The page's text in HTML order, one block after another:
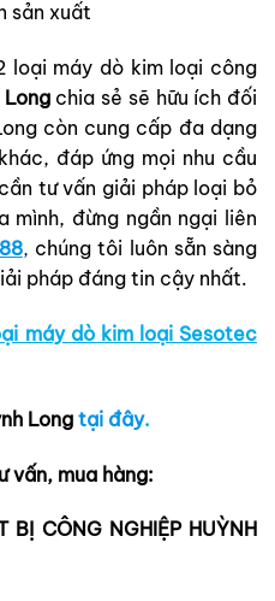
sản xuất
loại máy dò kim loại công
Longchia sẻ sẽ hữu ích đối
còn cung cấp đa dạng
khác, đáp ứng mọi nhu cầu
tư vấn giải pháp loại bỏ
mình, đừng ngần ngại liên
, chúng tôi luôn sẵn sàng
pháp đáng tin cậy nhất.
máy dò kim loại Sesotec
Long tại đây.
vấn, mua hàng:
BỊ CÔNG NGHIỆP HUỲNH